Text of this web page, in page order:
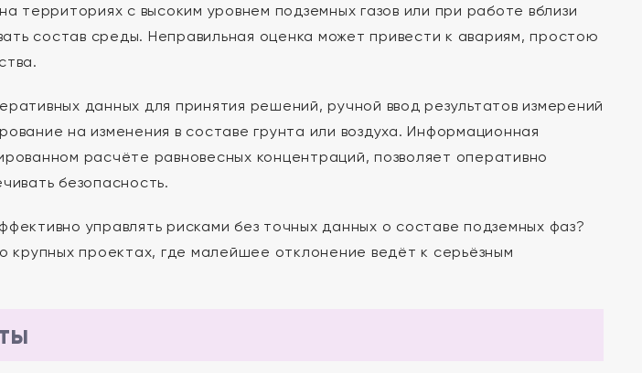
территориях с высоким уровнем подземных газов или при работе вблизи
состав среды. Неправильная оценка может привести к авариям, простою
данных для принятия решений, ручной ввод результатов измерений
на изменения в составе грунта или воздуха. Информационная
расчёте равновесных концентраций, позволяет оперативно
безопасность.
управлять рисками без точных данных о составе подземных фаз?
проектах, где малейшее отклонение ведёт к серьёзным